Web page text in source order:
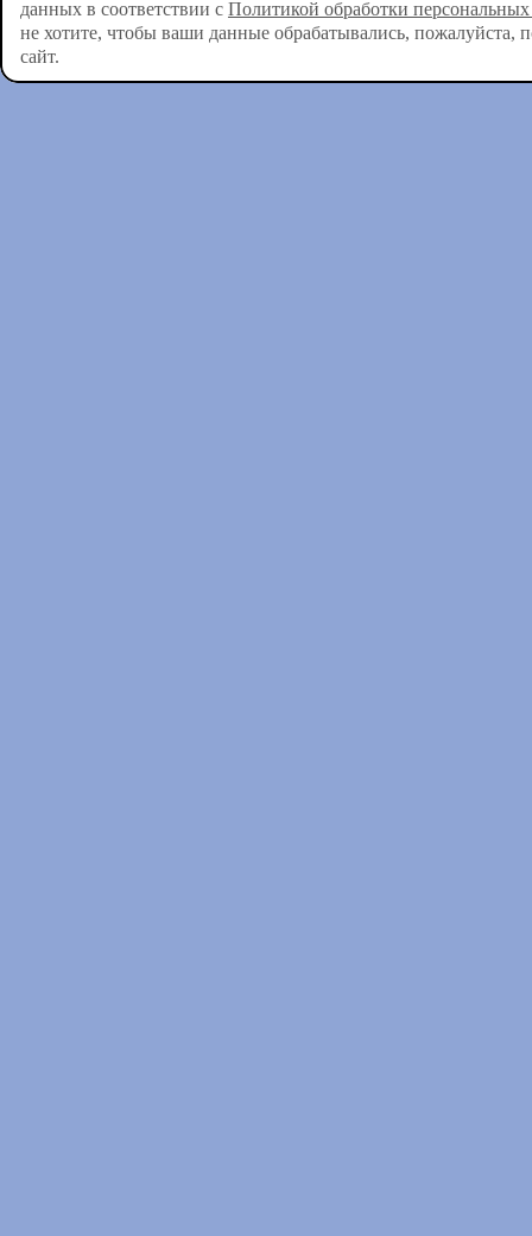
данных в соответствии с Политикой обработки
не хотите, чтобы ваши данные обрабатывались, пожалуйста,
сайт.